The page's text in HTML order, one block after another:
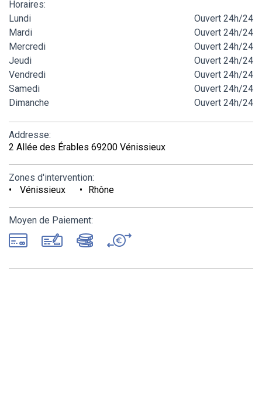
Horaires:
Lundi
Ouvert 24h/24
Mardi
Ouvert 24h/24
Mercredi
Ouvert 24h/24
Jeudi
Ouvert 24h/24
Vendredi
Ouvert 24h/24
Samedi
Ouvert 24h/24
Dimanche
Ouvert 24h/24
Addresse:
2 Allée des Érables 69200 Vénissieux
Zones d'intervention:
Vénissieux
Rhône
Moyen de Paiement: